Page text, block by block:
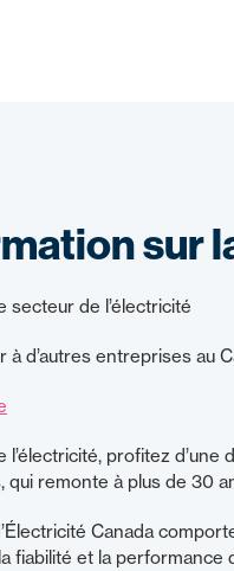
sur
secteur de l’électricité
d’autres entreprises au
profitez
qui remonte à plus de 30
Canada
fiabilité et la performance